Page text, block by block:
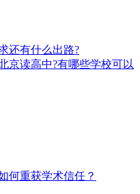
还有什么出路?
京读高中?有哪些学校可以
何重获学术信任？